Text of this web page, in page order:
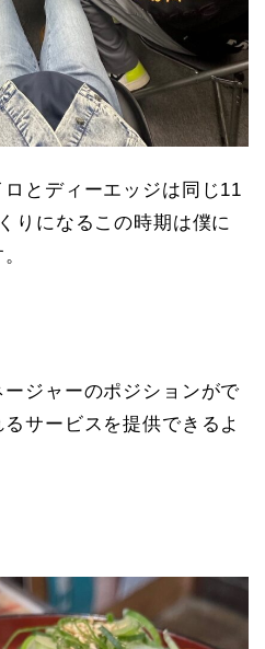
とディーエッジは同じ11
りになるこの時期は僕に
ジャーのポジションがで
サービスを提供できるよ